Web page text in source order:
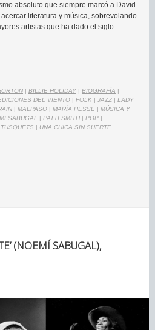
absoluto que siempre marcó a David
literatura y música, sobrevolando
artistas que ha dado el siglo
| BILLIE HOLIDAY | BIOGRAFÍA |
DEL VIENTO | FOLK | JAZZ| LADY
| MALPASO | MARÍA HESSE | MÚSICA Y
SABUGAL | PATTI SMITH | POP |
TUSQUETS | UNA CHICA SIN SUERTE
(NOEMÍ SABUGAL),